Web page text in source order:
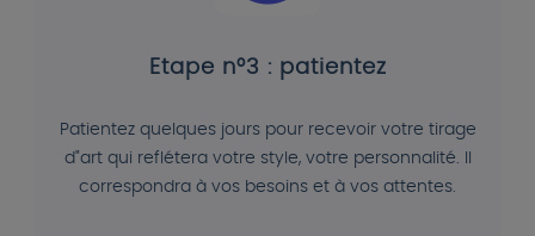
Etape n°3 : patientez
Patientez quelques jours pour recevoir votre tirage
d"art qui reflétera votre style, votre personnalité. Il
correspondra à vos besoins et à vos attentes.